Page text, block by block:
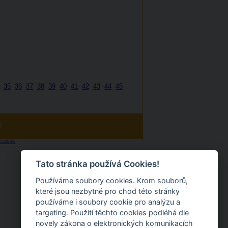
35 36 37 38 39 40 41 42 43 44 45
Tato stránka používá Cookies!
Používáme soubory cookies. Krom souborů,
které jsou nezbytné pro chod této stránky
používáme i soubory cookie pro analýzu a
targeting. Použití těchto cookies podléhá dle
novely zákona o elektronických komunikacích